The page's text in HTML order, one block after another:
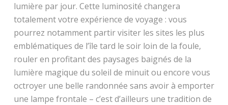
lumière par jour. Cette luminosité changera
totalement votre expérience de voyage : vous
pourrez notamment partir visiter les sites les plus
emblématiques de l’île tard le soir loin de la foule,
rouler en profitant des paysages baignés de la
lumière magique du soleil de minuit ou encore vous
octroyer une belle randonnée sans avoir à emporter
une lampe frontale – c’est d’ailleurs une tradition de